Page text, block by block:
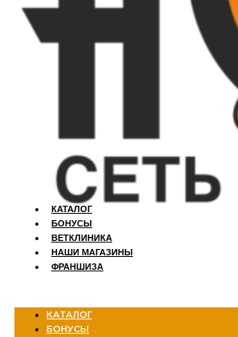
КАТАЛОГ
БОНУСЫ
ВЕТКЛИНИКА
НАШИ МАГАЗИНЫ
ФРАНШИЗА
КАТАЛОГ
БОНУСЫ